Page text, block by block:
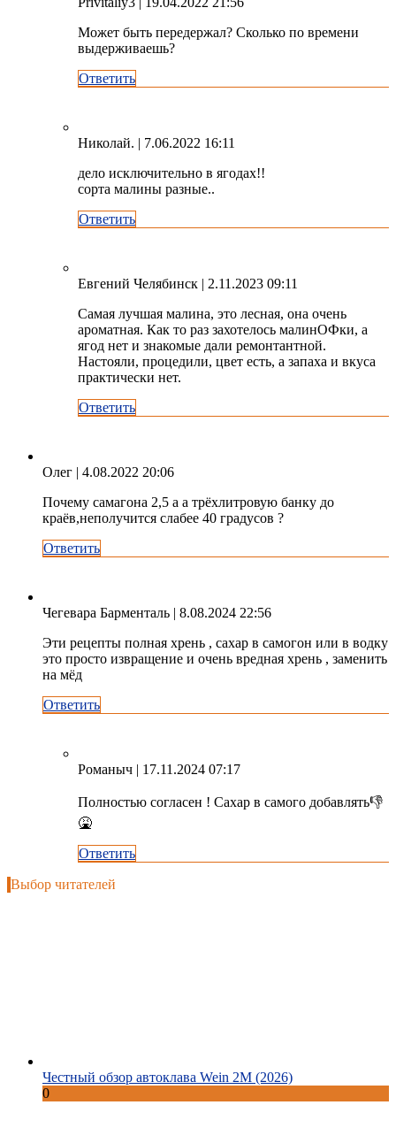
Может быть передержал? Сколько по времени
выдерживаешь?
Ответить
Николай. | 7.06.2022 16:11
дело исключительно в ягодах!!
сорта малины разные..
Ответить
Евгений Челябинск | 2.11.2023 09:11
Самая лучшая малина, это лесная, она очень
ароматная. Как то раз захотелось малинОФки, а
ягод нет и знакомые дали ремонтантной.
Настояли, процедили, цвет есть, а запаха и вкуса
практически нет.
Ответить
Олег | 4.08.2022 20:06
Почему самагона 2,5 а а трёхлитровую банку до
краёв,неполучится слабее 40 градусов ?
Ответить
Чегевара Барменталь | 8.08.2024 22:56
Эти рецепты полная хрень , сахар в самогон или в водку
это просто извращение и очень вредная хрень , заменить
на мёд
Ответить
Романыч | 17.11.2024 07:17
Полностью согласен ! Сахар в самого добавлять👎
🤮
Ответить
Выбор читателей
Честный обзор автоклава Wein 2M (2026)
0